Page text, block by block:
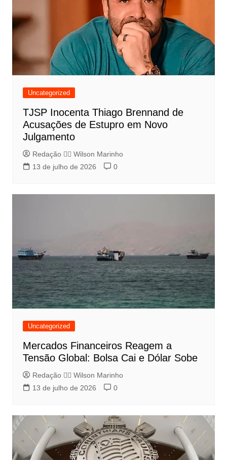
Uncategorized
TJSP Inocenta Thiago Brennand de
Acusações de Estupro em Novo
Julgamento
Redação 👨‍⚖️​ Wilson Marinho
13 de julho de 2026
0
Uncategorized
Mercados Financeiros Reagem a
Tensão Global: Bolsa Cai e Dólar Sobe
Redação 👨‍⚖️​ Wilson Marinho
13 de julho de 2026
0